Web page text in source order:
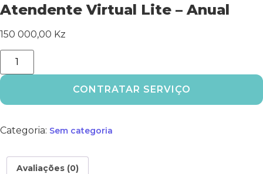
Atendente Virtual Lite – Anual
150 000,00 Kz
CONTRATAR SERVIÇO
Categoria: Sem categoria
Avaliações (0)